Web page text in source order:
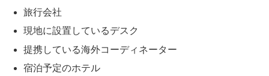
旅行会社
現地に設置しているデスク
提携している海外コーディネーター
宿泊予定のホテル